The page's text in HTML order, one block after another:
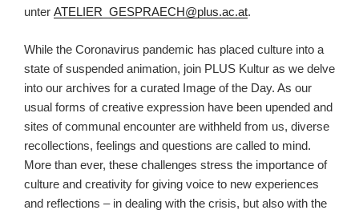
unter ATELIER_GESPRAECH@plus.ac.at.
While the Coronavirus pandemic has placed culture into a
state of suspended animation, join PLUS Kultur as we delve
into our archives for a curated Image of the Day. As our
usual forms of creative expression have been upended and
sites of communal encounter are withheld from us, diverse
recollections, feelings and questions are called to mind.
More than ever, these challenges stress the importance of
culture and creativity for giving voice to new experiences
and reflections – in dealing with the crisis, but also with the